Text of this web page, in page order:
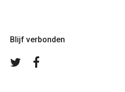
Blijf verbonden
Volg